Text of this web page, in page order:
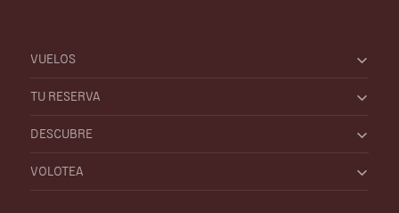
VUELOS
TU RESERVA
DESCUBRE
VOLOTEA